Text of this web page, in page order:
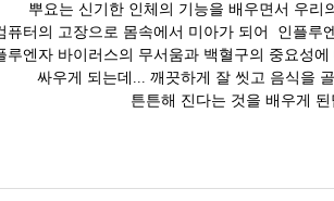
뿌요는 신기한 인체의 기능을 배우면서 우리
터의 고장으로 몸속에서 미아가 되어 인플루
엔자 바이러스의 무서움과 백혈구의 중요성에
싸우게 되는데... 깨끗하게 잘 씻고 음식을 골
튼튼해 진다는 것을 배우게 된